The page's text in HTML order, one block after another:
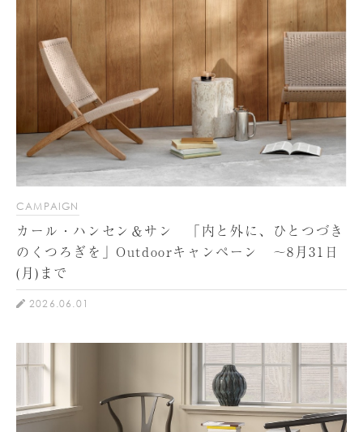
CAMPAIGN
カール・ハンセン＆サン 「内と外に、ひとつづき
のくつろぎを」Outdoorキャンペーン ～8月31日
(月)まで
2026.06.01